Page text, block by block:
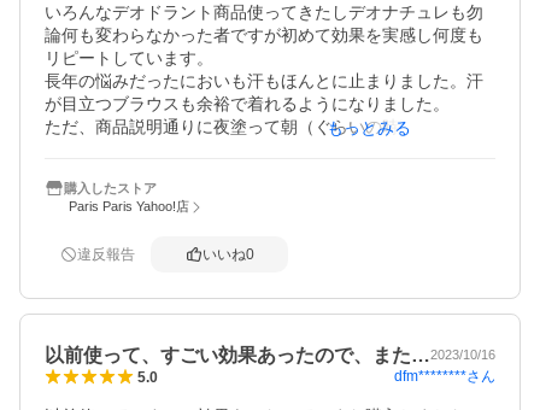
いろんなデオドラント商品使ってきたしデオナチュレも勿
論何も変わらなかった者ですが初めて効果を実感し何度も
リピートしています。
長年の悩みだったにおいも汗もほんとに止まりました。汗
が目立つブラウスも余裕で着れるようになりました。
ただ、商品説明通りに夜塗って朝（ぐらいの時間差で）ち
もっとみる
購入したストア
Paris Paris Yahoo!店
違反報告 いいね0
以前使って、すごい効果あったので、また…2023/10/16
5.0 dfm********さん